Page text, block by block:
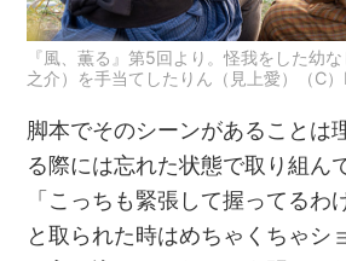
『風、薫る』第5回より。怪我をした幼
之介）を手当てしたりん（見上愛）（C
脚本でそのシーンがあることは
る際には忘れた状態で取り組ん
「こっちも緊張して握ってるわ
と取られた時はめちゃくちゃシ